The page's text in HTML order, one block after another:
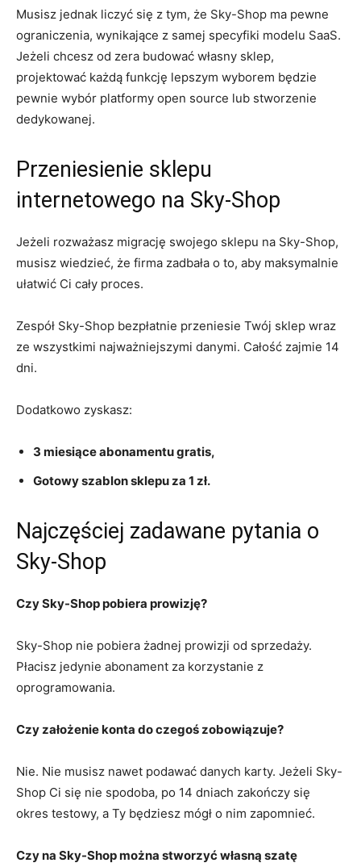
Musisz jednak liczyć się z tym, że Sky-Shop ma pewne
ograniczenia, wynikające z samej specyfiki modelu SaaS.
Jeżeli chcesz od zera budować własny sklep,
projektować każdą funkcję lepszym wyborem będzie
pewnie wybór platformy open source lub stworzenie
dedykowanej.
Przeniesienie sklepu
internetowego na Sky-Shop
Jeżeli rozważasz migrację swojego sklepu na Sky-Shop,
musisz wiedzieć, że firma zadbała o to, aby maksymalnie
ułatwić Ci cały proces.
Zespół Sky-Shop bezpłatnie przeniesie Twój sklep wraz
ze wszystkimi najważniejszymi danymi. Całość zajmie 14
dni.
Dodatkowo zyskasz:
3 miesiące abonamentu gratis,
Gotowy szablon sklepu za 1 zł.
Najczęściej zadawane pytania o
Sky-Shop
Czy Sky-Shop pobiera prowizję?
Sky-Shop nie pobiera żadnej prowizji od sprzedaży.
Płacisz jedynie abonament za korzystanie z
oprogramowania.
Czy założenie konta do czegoś zobowiązuje?
Nie. Nie musisz nawet podawać danych karty. Jeżeli Sky-
Shop Ci się nie spodoba, po 14 dniach zakończy się
okres testowy, a Ty będziesz mógł o nim zapomnieć.
Czy na Sky-Shop można stworzyć własną szatę